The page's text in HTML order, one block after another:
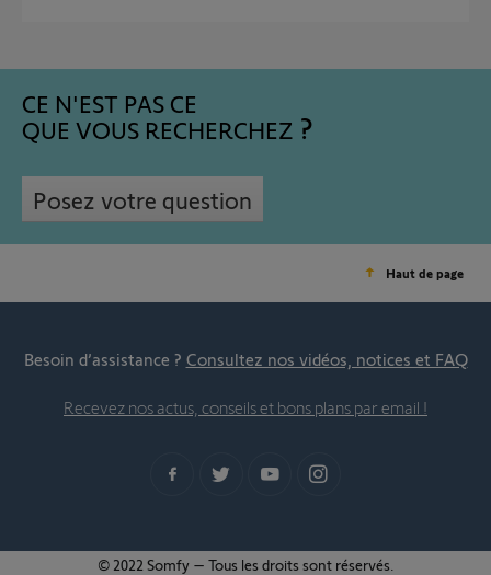
CE N'EST PAS CE
QUE VOUS RECHERCHEZ
Posez votre question
Haut de page
Besoin d’assistance ? Consultez nos vidéos, notices et FAQ
Recevez nos actus, conseils et bons plans par email !
© 2022 Somfy – Tous les droits sont réservés.